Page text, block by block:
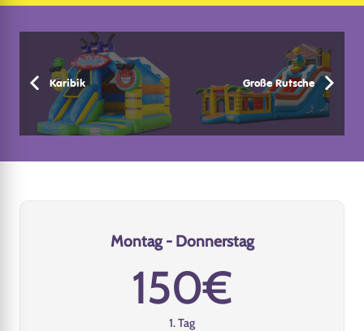
Karibik Große Rutsche
Montag - Donnerstag
150€
1. Tag